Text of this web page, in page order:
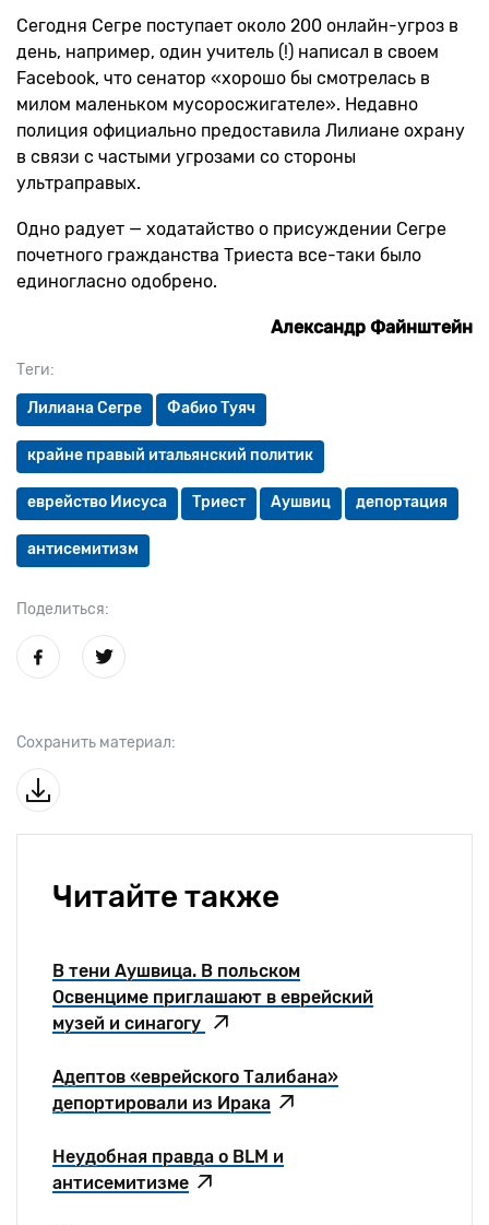
Теги:
Лилиана Сегре Фабио Туяч
крайне правый итальянский политик
еврейство Иисуса Триест Аушвиц депортация
антисемитизм
Поделиться:
Сохранить материал:
Сегодня Сегре поступает около 200 онлайн-угроз в
день, например, один учитель (!) написал в своем
Facebook, что сенатор «хорошо бы смотрелась в
милом маленьком мусоросжигателе». Недавно
полиция официально предоставила Лилиане охрану
в связи с частыми угрозами со стороны
ультраправых.
Одно радует — ходатайство о присуждении Сегре
почетного гражданства Триеста все-таки было
единогласно одобрено.
Александр Файнштейн
Читайте также
В тени Аушвица. В польском
Освенциме приглашают в еврейский
музей и синагогу
Адептов «еврейского Талибана»
депортировали из Ирака
Неудобная правда о BLM и
антисемитизме